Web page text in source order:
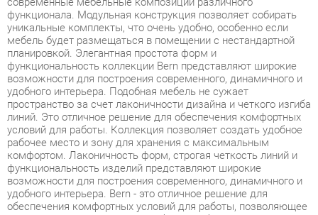
функциональность коллекции Bern представляют широкие
возможности для построения современного, динамичного и
удобного интерьера. Подобная мебель не сужает
пространство за счет лаконичности дизайна и четкого изгиба
линий. Это отличное решение для обеспечения комфортных
условий для работы. Коллекция позволяет создать удобное
рабочее место и зону для хранения с максимальным
комфортом. Лаконичность форм, строгая четкость линий и
функциональность изделий представляют широкие
возможности для построения современного, динамичного и
удобного интерьера. Bern - это отличное решение для
обеспечения комфортных условий для работы, позволяющее
оптимизировать пространство без ущерба для
функциональности и удобства. Широкая база элементов
позволит создать полноценный гарнитур, отвечающий всем
требованиям, как по габаритам, так и функционалу.
Фурнитура обеспечивает возможность многократной сборки.